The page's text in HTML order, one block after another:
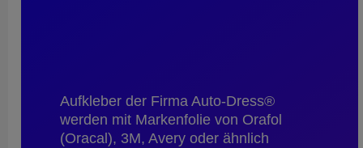
Aufkleber der Firma Auto-Dress®
werden mit Markenfolie von Orafol
(Oracal), 3M, Avery oder ähnlich